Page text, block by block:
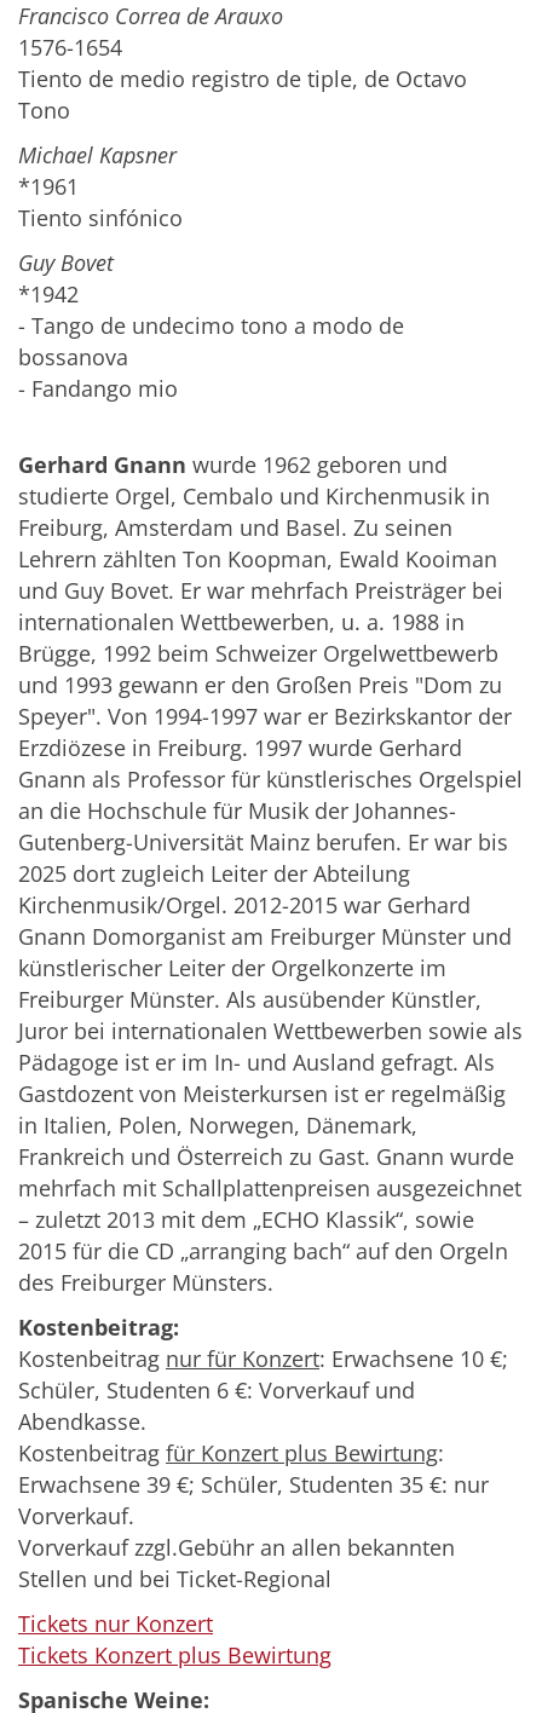
Francisco Correa de Arauxo
1576-1654
Tiento de medio registro de tiple, de Octavo
Tono
Michael Kapsner
*1961
Tiento sinfónico
Guy Bovet
*1942
- Tango de undecimo tono a modo de
bossanova
- Fandango mio
Gerhard Gnann wurde 1962 geboren und
studierte Orgel, Cembalo und Kirchenmusik in
Freiburg, Amsterdam und Basel. Zu seinen
Lehrern zählten Ton Koopman, Ewald Kooiman
und Guy Bovet. Er war mehrfach Preisträger bei
internationalen Wettbewerben, u. a. 1988 in
Brügge, 1992 beim Schweizer Orgelwettbewerb
und 1993 gewann er den Großen Preis "Dom zu
Speyer". Von 1994-1997 war er Bezirkskantor der
Erzdiözese in Freiburg. 1997 wurde Gerhard
Gnann als Professor für künstlerisches Orgelspiel
an die Hochschule für Musik der Johannes-
Gutenberg-Universität Mainz berufen. Er war bis
2025 dort zugleich Leiter der Abteilung
Kirchenmusik/Orgel. 2012-2015 war Gerhard
Gnann Domorganist am Freiburger Münster und
künstlerischer Leiter der Orgelkonzerte im
Freiburger Münster. Als ausübender Künstler,
Juror bei internationalen Wettbewerben sowie als
Pädagoge ist er im In- und Ausland gefragt. Als
Gastdozent von Meisterkursen ist er regelmäßig
in Italien, Polen, Norwegen, Dänemark,
Frankreich und Österreich zu Gast. Gnann wurde
mehrfach mit Schallplattenpreisen ausgezeichnet
– zuletzt 2013 mit dem „ECHO Klassik“, sowie
2015 für die CD „arranging bach“ auf den Orgeln
des Freiburger Münsters.
Kostenbeitrag:
Kostenbeitrag nur für Konzert: Erwachsene 10 €;
Schüler, Studenten 6 €: Vorverkauf und
Abendkasse.
Kostenbeitrag für Konzert plus Bewirtung:
Erwachsene 39 €; Schüler, Studenten 35 €: nur
Vorverkauf.
Vorverkauf zzgl.Gebühr an allen bekannten
Stellen und bei Ticket-Regional
Tickets nur Konzert
Tickets Konzert plus Bewirtung
Spanische Weine: